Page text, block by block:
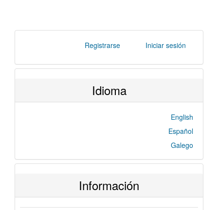
Registrarse Iniciar sesión
Idioma
English
Español
Galego
Información